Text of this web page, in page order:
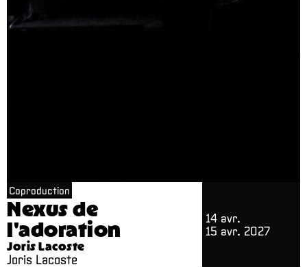
Coproduction
Nexus de
l'adoration
Joris Lacoste
Joris Lacoste
14 avr.
15 avr. 2027